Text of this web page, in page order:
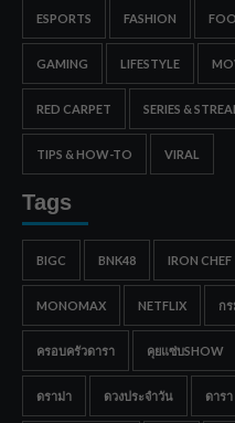
ESPORTS FASHION
GAMING LIFESTYLE
RED CARPET SERIES &
TIPS & HOW-TO VIRAL
Tags
BIGC BNK48 IRON
MONOMAX NETFLIX ก
ครอบครัวดารา คุยแซ่บSHOW
ดราม่า ดวงประจำวัน ดารา